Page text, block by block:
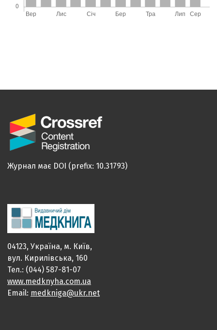
Журнал має DOI (prefix: 10.31793)
04123, Україна, м. Київ,
вул. Кирилівська, 160
Тел.: (044) 587-81-07
www.medknyha.com.ua
Email: medkniga@ukr.net